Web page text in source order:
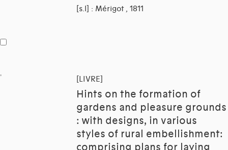
[s.l] : Mérigot , 1811
[LIVRE]
Hints on the formation of
gardens and pleasure grounds
: with designs, in various
styles of rural embellishment:
comprising plans for laying